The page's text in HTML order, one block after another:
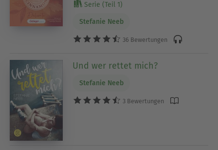
Serie (Teil 1)
Stefanie Neeb
36 Bewertungen
Und wer rettet mich?
Stefanie Neeb
3 Bewertungen